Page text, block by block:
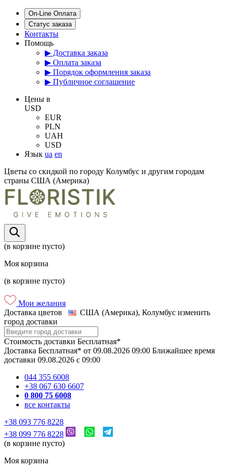
On-Line Оплата
Статус заказа
Контакты
Помощь
▶ Доставка заказа
▶ Оплата заказа
▶ Порядок оформления заказа
▶ Публичное соглашение
Цены в
USD
EUR
PLN
UAH
USD
Язык ua en
Цветы со скидкой по городу Колумбус и другим городам
страны США (Америка)
(в корзине пусто)
Моя корзина
(в корзине пусто)
Мои желания
Доставка цветов
США (Америка), Колумбус изменить
город доставки
Стоимость доставки Бесплатная*
Доставка Бесплатная* от 09.08.2026 09:00 Ближайшее время
доставки 09.08.2026 c 09:00
044 355 6008
+38 067 630 6607
0 800 75 6008
все контакты
+38 093 776 8228
+38 099 776 8228
(в корзине пусто)
Моя корзина